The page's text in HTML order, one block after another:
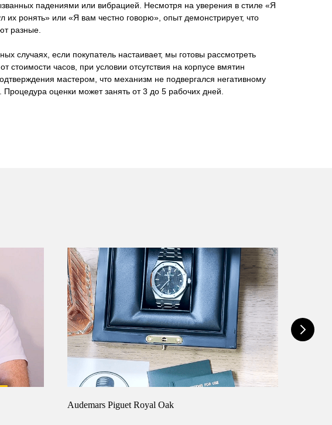
падениями или вибрацией. Несмотря на уверения в стиле «Я
их ронять» или «Я вам честно говорю», опыт демонстрирует, что
разные.
случаях, если покупатель настаивает, мы готовы рассмотреть
стоимости часов, при условии отсутствия на корпусе вмятин
мастером, что механизм не подвергался негативному
Процедура оценки может занять от 3 до 5 рабочих дней.
Audemars Piguet Royal Oak